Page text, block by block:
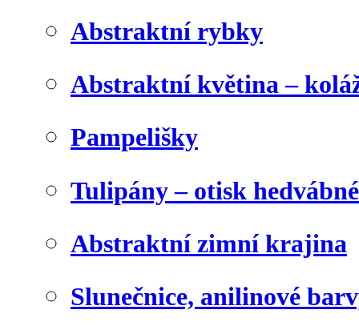
Abstraktní rybky
Abstraktní květina –
Pampelišky
Tulipány – otisk
Abstraktní zimní krajina
Slunečnice, anilinové